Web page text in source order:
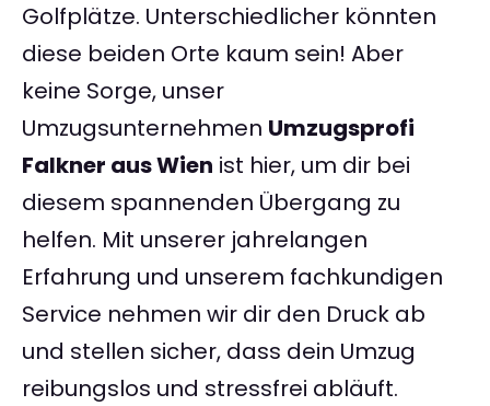
Golfplätze. Unterschiedlicher könnten
diese beiden Orte kaum sein! Aber
keine Sorge, unser
Umzugsunternehmen Umzugsprofi
Falkner aus Wien ist hier, um dir bei
diesem spannenden Übergang zu
helfen. Mit unserer jahrelangen
Erfahrung und unserem fachkundigen
Service nehmen wir dir den Druck ab
und stellen sicher, dass dein Umzug
reibungslos und stressfrei abläuft.